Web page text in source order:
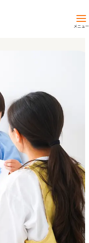
メニュー